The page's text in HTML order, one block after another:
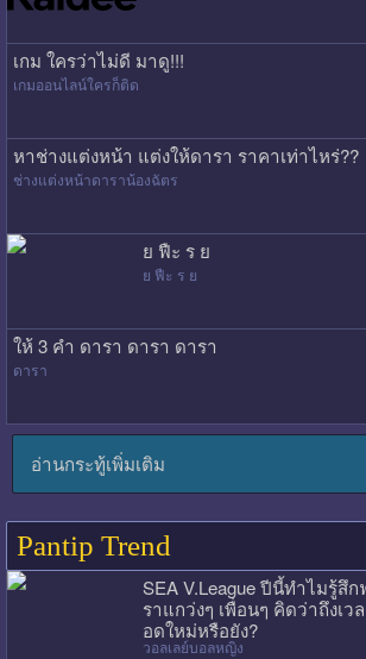
เกม ใครว่าไม่ดี มาดู!!!
เกมออนไลน์ใครก็ติด
หาช่างแต่งหน้า แต่งให้ดารา ราคาเท่าไหร่??
ช่างแต่งหน้าดาราน้องฉัตร
ย ฟืะ ร ย
ย ฟืะ ร ย
ให้ 3 คำ ดารา ดารา ดารา
ดารา
อ่านกระทู้เพิ่มเติม
Pantip Trend
SEA V.League ปีนี้ทำไมรู้สึ
ราแกว่งๆ เพื่อนๆ คิดว่าถึงเว
อดใหม่หรือยัง?
วอลเลย์บอลหญิง